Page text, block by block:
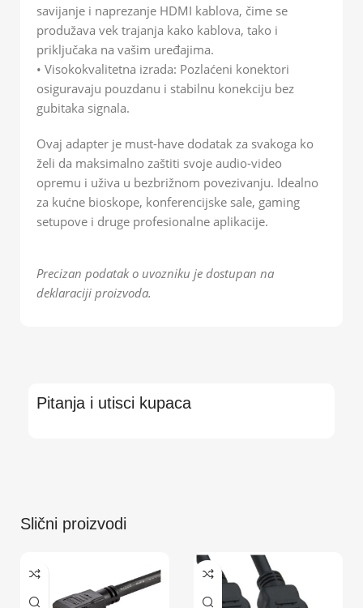
savijanje i naprezanje HDMI kablova, čime se
produžava vek trajanja kako kablova, tako i
priključaka na vašim uređajima.
• Visokokvalitetna izrada: Pozlaćeni konektori
osiguravaju pouzdanu i stabilnu konekciju bez
gubitaka signala.
Ovaj adapter je must-have dodatak za svakoga ko
želi da maksimalno zaštiti svoje audio-video
opremu i uživa u bezbrižnom povezivanju. Idealno
za kućne bioskope, konferencijske sale, gaming
setupove i druge profesionalne aplikacije.
Precizan podatak o uvozniku je dostupan na
deklaraciji proizvoda.
Pitanja i utisci kupaca
Slični proizvodi